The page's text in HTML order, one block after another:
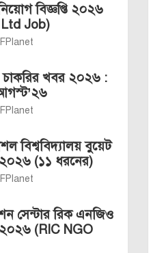
বিজ্ঞপ্তি ২০২৬
Job)
খবর ২০২৬ :
বিশ্ববিদ্যালয় বুয়েট
২০২৬ (১১ ধরনের)
সেন্টার রিক এনজিও
২০২৬ (RIC NGO